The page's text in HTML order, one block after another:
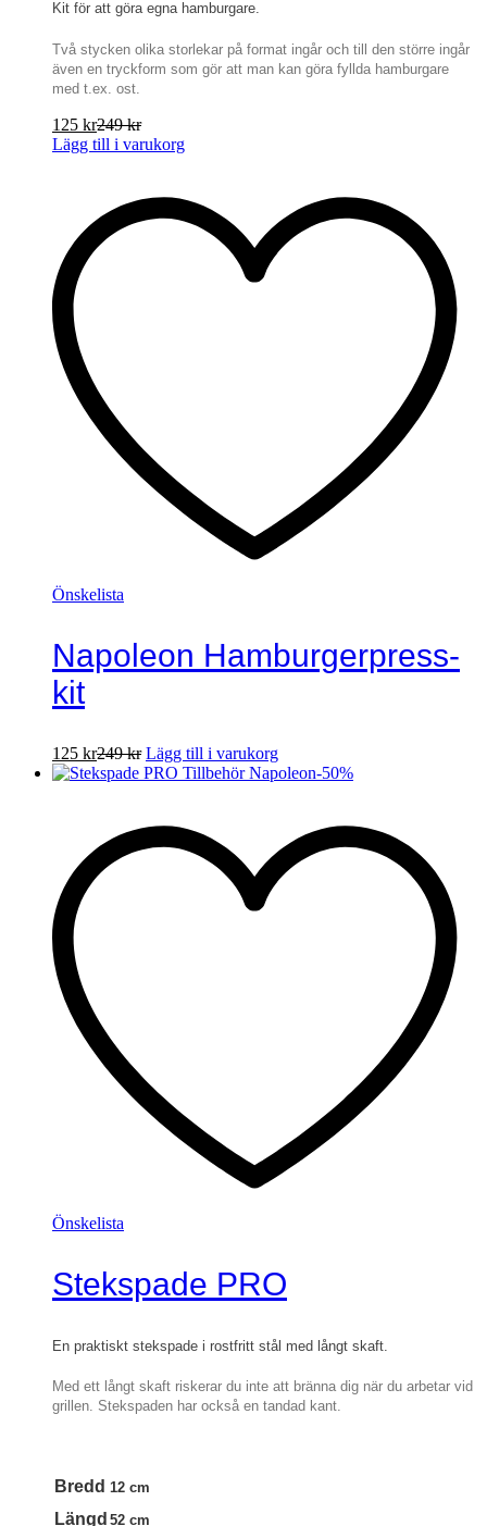
Kit för att göra egna hamburgare.
Två stycken olika storlekar på format ingår och till den större ingår
även en tryckform som gör att man kan göra fyllda hamburgare
med t.ex. ost.
125 kr249kr
Lägg till i varukorg
Önskelista
Napoleon Hamburgerpress-
kit
125 kr249kr Lägg till i varukorg
-50%
Önskelista
Stekspade PRO
En praktiskt stekspade i rostfritt stål med långt skaft.
Med ett långt skaft riskerar du inte att bränna dig när du arbetar vid
grillen. Stekspaden har också en tandad kant.
Bredd 12 cm
Längd 52 cm